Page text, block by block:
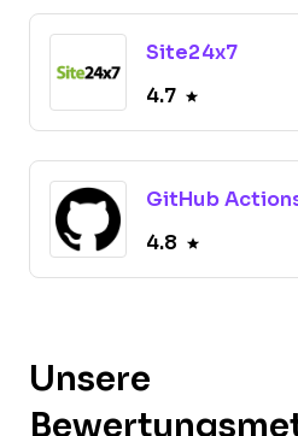
Site24x7
4.7
GitHub
4.8
Unsere